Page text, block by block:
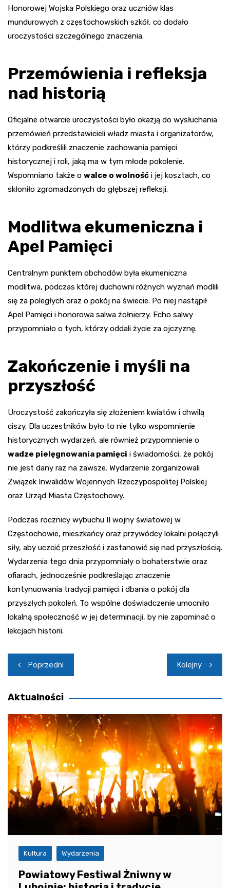
Honorowej Wojska Polskiego oraz uczniów klas
mundurowych z częstochowskich szkół, co dodało
uroczystości szczególnego znaczenia.
Przemówienia i refleksja
nad historią
Oficjalne otwarcie uroczystości było okazją do wysłuchania
przemówień przedstawicieli władz miasta i organizatorów,
którzy podkreślili znaczenie zachowania pamięci
historycznej i roli, jaką ma w tym młode pokolenie.
Wspomniano także o walce o wolność i jej kosztach, co
skłoniło zgromadzonych do głębszej refleksji.
Modlitwa ekumeniczna i
Apel Pamięci
Centralnym punktem obchodów była ekumeniczna
modlitwa, podczas której duchowni różnych wyznań modlili
się za poległych oraz o pokój na świecie. Po niej nastąpił
Apel Pamięci i honorowa salwa żołnierzy. Echo salwy
przypomniało o tych, którzy oddali życie za ojczyznę.
Zakończenie i myśli na
przyszłość
Uroczystość zakończyła się złożeniem kwiatów i chwilą
ciszy. Dla uczestników było to nie tylko wspomnienie
historycznych wydarzeń, ale również przypomnienie o
wadze pielęgnowania pamięci i świadomości, że pokój
nie jest dany raz na zawsze. Wydarzenie zorganizowali
Związek Inwalidów Wojennych Rzeczypospolitej Polskiej
oraz Urząd Miasta Częstochowy.
Podczas rocznicy wybuchu II wojny światowej w
Częstochowie, mieszkańcy oraz przywódcy lokalni połączyli
siły, aby uczcić przeszłość i zastanowić się nad przyszłością.
Wydarzenia tego dnia przypomniały o bohaterstwie oraz
ofiarach, jednocześnie podkreślając znaczenie
kontynuowania tradycji pamięci i dbania o pokój dla
przyszłych pokoleń. To wspólne doświadczenie umocniło
lokalną społeczność w jej determinacji, by nie zapominać o
lekcjach historii.
Nawigacja
wpisu
Poprzedni Kolejny
Aktualności
Kultura Wydarzenia
Powiatowy Festiwal Żniwny w